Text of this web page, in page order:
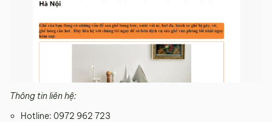
Thông tin liên hệ:
Hotline: 0972 962 723